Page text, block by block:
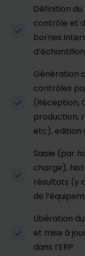
Définition
contrôle et
bornes
Génération
contrôles
(Réception,
production,
etc), edition
Saisie (par
charge),
résultats (y
de
Libération
et mise à
dans l’ERP.